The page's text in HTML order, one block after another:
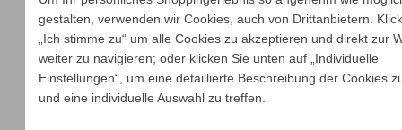
gestalten, verwenden wir Cookies, auch von Drittanbietern.
„Ich stimme zu“ um alle Cookies zu akzeptieren und direkt zur
weiter zu navigieren; oder klicken Sie unten auf „Individuelle
Einstellungen“, um eine detaillierte Beschreibung der Cookies
und eine individuelle Auswahl zu treffen.